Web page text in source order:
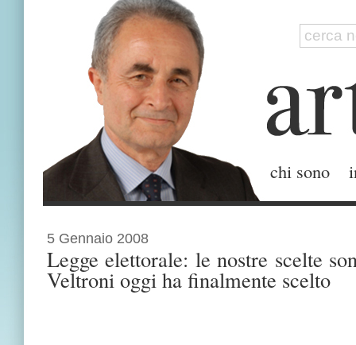
chi sono
5 Gennaio 2008
Legge elettorale: le nostre scelte
Veltroni oggi ha finalmente scelto